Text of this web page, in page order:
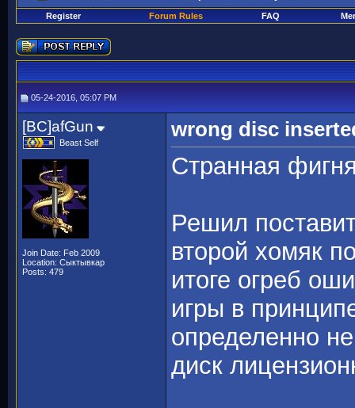
Register Forum Rules FAQ
05-24-2016, 05:07 PM
[BC]afGun
Beast Self
Join Date: Feb 2009
Location: Сыктывкар
Posts: 479
wrong disc
Странная
Решил
второй хомяк
итоге огреб
игры в
определенно
диск